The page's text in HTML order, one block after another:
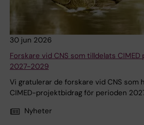
30 jun 2026
Forskare vid CNS som tilldelats
2027-2029
Vi gratulerar de forskare vid CNS som
CIMED-projektbidrag för perioden
Nyheter